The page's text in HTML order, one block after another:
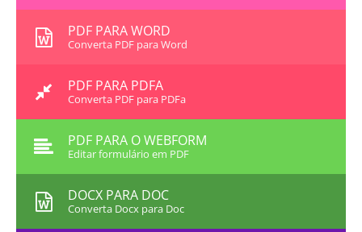
PDF PARA WORD
Converta PDF para Word
PDF PARA PDFA
Converta PDF para PDFa
PDF PARA O WEBFORM
Editar formulário em PDF
DOCX PARA DOC
Converta Docx para Doc